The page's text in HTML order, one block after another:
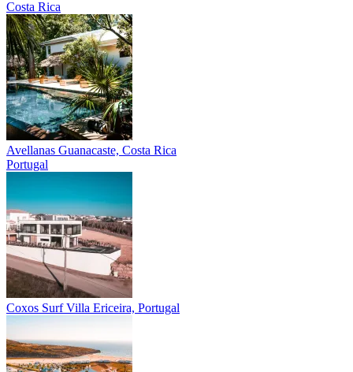
Costa Rica
Avellanas Guanacaste, Costa Rica
Portugal
Coxos Surf Villa Ericeira, Portugal